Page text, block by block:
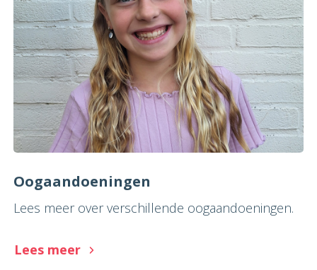
Oogaandoeningen
Lees meer over verschillende oogaandoeningen.
Lees meer